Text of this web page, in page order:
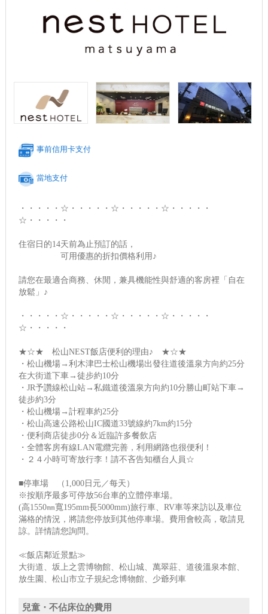
事前信用卡支付
當地支付
・・・・・☆・・・・・☆・・・・・☆・・・・・
☆・・・・・
住宿日的14天前為止預訂的話，
可用優惠的折扣價格利用♪
請您在最適合商務、休閒，兼具機能性與舒適的客房裡「自在
放鬆」♪
・・・・・☆・・・・・☆・・・・・☆・・・・・
☆・・・・・
★☆★ 松山NEST飯店便利的理由♪ ★☆★
・松山機場→利木津巴士松山機場出發往道後溫泉方向約25分
在大街道下車→徒步約10分
・JR予讚線松山站→私鐵道後溫泉方向約10分勝山町站下車→
徒步約3分
・松山機場→計程車約25分
・松山高速公路松山IC國道33號線約7km約15分
・便利商店徒步0分＆近臨許多餐飲店
・全體客房有線LAN電纜完善，利用網路也很便利！
・２４小時可寄放行李！請不吝告知櫃台人員☆
■停車場 （1,000日元／每天）
※按順序最多可停放56台車的立體停車場。
(高1550㎜寬195mm長5000mm)旅行車、RV車等來訪以及車位
滿格的情況，將請您停放到其他停車場。費用會較高，敬請見
諒。詳情請您詢問。
≪飯店鄰近景點≫
大街道、坂上之雲博物館、松山城、萬翠莊、道後溫泉本館、
放生園、松山市立子規紀念博物館、少爺列車
兒童・不佔床位的費用